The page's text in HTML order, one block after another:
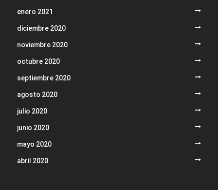
enero 2021
diciembre 2020
noviembre 2020
octubre 2020
septiembre 2020
agosto 2020
julio 2020
junio 2020
mayo 2020
abril 2020